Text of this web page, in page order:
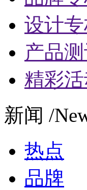
设计
产品
精彩
新闻 /
热点
品牌